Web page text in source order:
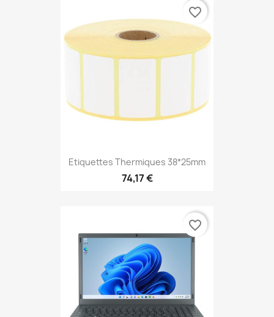
Etiquettes Thermiques 38*25mm
74,17 €
favorite_border
favorite_border